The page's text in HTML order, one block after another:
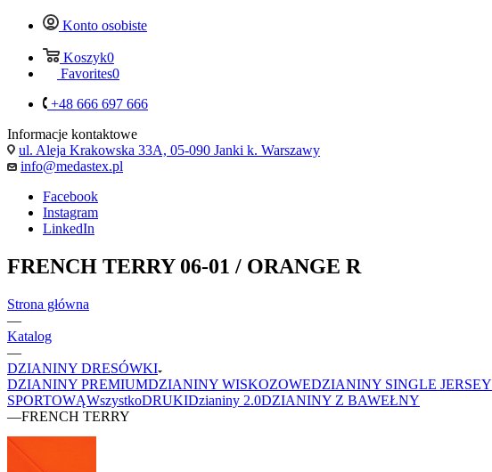
Konto osobiste
Koszyk0
Favorites0
+48 666 697 666
Informacje kontaktowe
ul. Aleja Krakowska 33A, 05-090 Janki k. Warszawy
info@medastex.pl
Facebook
Instagram
LinkedIn
FRENCH TERRY 06-01 / ORANGE R
Strona główna
—
Katalog
—
DZIANINY DRESÓWKI
DZIANINY PREMIUMDZIANINY WISKOZOWEDZIANINY SINGLE JERSEY
SPORTOWĄWszystkoDRUKIDzianiny 2.0DZIANINY Z BAWEŁNY
—FRENCH TERRY